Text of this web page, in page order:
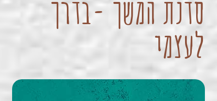
סדנת המשך -בדרך
לעצמי